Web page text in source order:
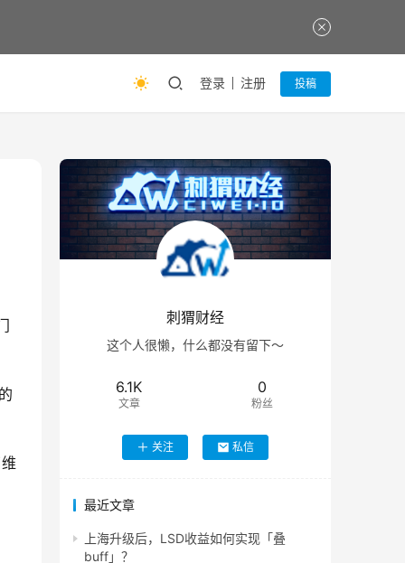
登录 注册 投稿
刺猬财经
这个人很懒，什么都没有留下～
6.1K
文章
0
粉丝
关注 私信
最近文章
上海升级后，LSD收益如何实现「叠
buff」？